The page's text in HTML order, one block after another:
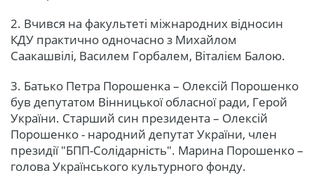
2. Вчився на факультеті міжнародних відносин
КДУ практично одночасно з Михайлом
Саакашвілі, Василем Горбалем, Віталієм Балою.
3. Батько Петра Порошенка – Олексій Порошенко
був депутатом Вінницької обласної ради, Герой
України. Старший син президента – Олексій
Порошенко - народний депутат України, член
президії "БПП-Солідарність". Марина Порошенко –
голова Українського культурного фонду.